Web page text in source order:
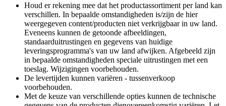
Houd er rekening mee dat het productassortiment per land kan
verschillen. In bepaalde omstandigheden is/zijn de hier
weergegeven content/producten niet verkrijgbaar in uw land.
Eveneens kunnen de getoonde afbeeldingen,
standaarduitrustingen en gegevens van huidige
leveringsprogramma's van uw land afwijken. Afgebeeld zijn
in bepaalde omstandigheden speciale uitrustingen met een
toeslag. Wijzigingen voorbehouden.
De levertijden kunnen variëren - tussenverkoop
voorbehouden.
Met de keuze van verschillende opties kunnen de technische